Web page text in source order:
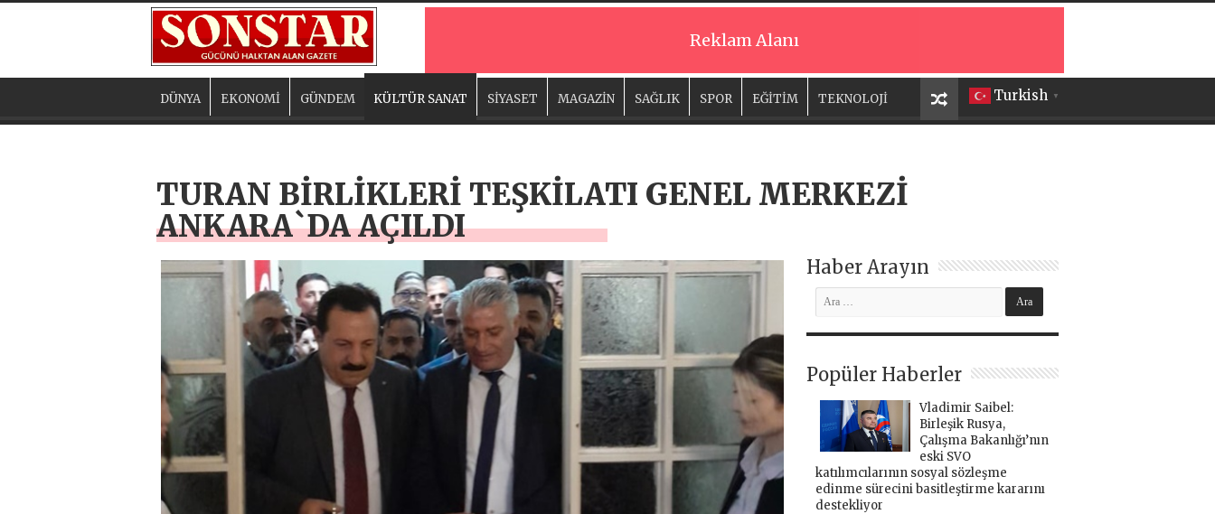
Reklam Alanı
Turkish ▼
DÜNYA EKONOMİ GÜNDEM KÜLTÜR SANAT SİYASET MAGAZİN SAĞLIK SPOR EĞİTİM TEKNOLOJİ
TURAN BİRLİKLERİ TEŞKİLATI GENEL MERKEZİ
ANKARA`DA AÇILDI
Haber Arayın
Popüler Haberler
Vladimir Saibel:
Birleşik Rusya,
Çalışma Bakanlığı’nın
eski SVO
katılımcılarının sosyal sözleşme
edinme sürecini basitleştirme kararını
destekliyor